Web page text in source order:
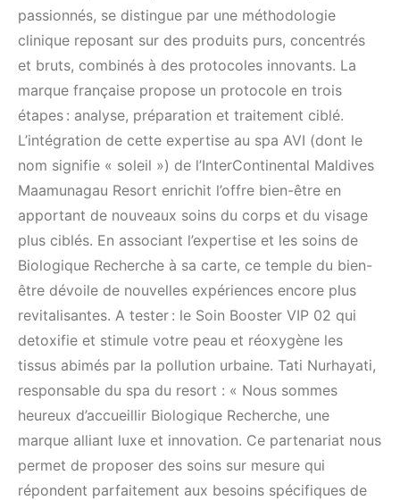
passionnés, se distingue par une méthodologie
clinique reposant sur des produits purs, concentrés
et bruts, combinés à des protocoles innovants. La
marque française propose un protocole en trois
étapes : analyse, préparation et traitement ciblé.
L’intégration de cette expertise au spa AVI (dont le
nom signifie « soleil ») de l’InterContinental Maldives
Maamunagau Resort enrichit l’offre bien-être en
apportant de nouveaux soins du corps et du visage
plus ciblés. En associant l’expertise et les soins de
Biologique Recherche à sa carte, ce temple du bien-
être dévoile de nouvelles expériences encore plus
revitalisantes. A tester : le Soin Booster VIP 02 qui
detoxifie et stimule votre peau et réoxygène les
tissus abimés par la pollution urbaine. Tati Nurhayati,
responsable du spa du resort : « Nous sommes
heureux d’accueillir Biologique Recherche, une
marque alliant luxe et innovation. Ce partenariat nous
permet de proposer des soins sur mesure qui
répondent parfaitement aux besoins spécifiques de